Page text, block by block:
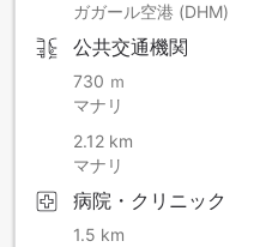
ガガール空港 (DHM)
公共交通機関
730 ｍ
マナリ
2.12 km
マナリ
病院・クリニック
1.5 km